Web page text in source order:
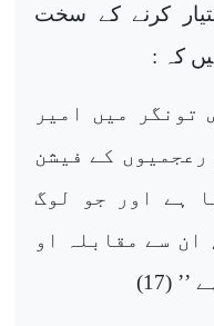
کرنے کے سخت
کہ :
تونگر میں امیر
کے فیشن
ہے اور جو لوگ
ان سے مقابلہ او
(17)